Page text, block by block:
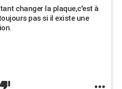
changer la plaque,c'est à
pas si il existe une